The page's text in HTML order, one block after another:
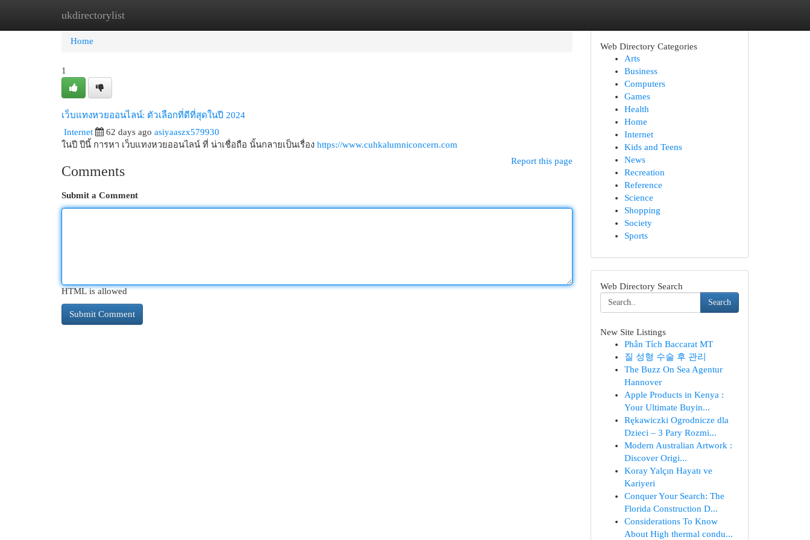
ukdirectorylist
Home New Site Listings
Home
1
เว็บแทงหวยออนไลน์: ตัวเลือกที่ดีที่สุดในปี 2024
Internet 62 days ago asiyaaszx579930
ในปี ปีนี้ การหา เว็บแทงหวยออนไลน์ ที่ น่าเชื่อถือ นั้นกลายเป็นเรื่อง https://www.cuhkalumniconcern.com
Report this page
Comments
Submit a Comment
HTML is allowed
Web Directory Categories
Arts
Business
Computers
Games
Health
Home
Internet
Kids and Teens
News
Recreation
Reference
Science
Shopping
Society
Sports
Web Directory Search
Search
New Site Listings
Phân Tích Baccarat MT
질 성형 수술 후 관리
The Buzz On Sea Agentur
Hannover
Apple Products in Kenya :
Your Ultimate Buyin...
Rękawiczki Ogrodnicze dla
Dzieci – 3 Pary Rozmi...
Modern Australian Artwork :
Discover Origi...
Koray Yalçın Hayatı ve
Kariyeri
Conquer Your Search: The
Florida Construction D...
Considerations To Know
About High thermal condu...